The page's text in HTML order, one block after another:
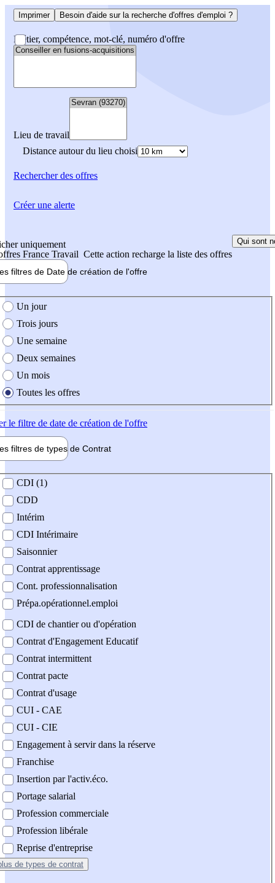
Imprimer Besoin d'aide sur la recherche d'offres d'emploi ?
Métier, compétence, mot-clé, numéro d'offre
Lieu de travail
Distance autour du lieu choisi
Rechercherdes offres
uniquement
France Travail Cette action recharge la liste des offres
Qui sont
filtres de Date de création de l'offre
création de l'offre
Un jour
Trois jours
Une semaine
Deux semaines
Un mois
Toutes les offres
le filtre de date de création de l'offre
filtres de types de Contrat
contrat
CDI (1)
CDD
Intérim
CDI Intérimaire
Saisonnier
Contrat apprentissage
Cont. professionnalisation
Prépa.opérationnel.emploi
CDI de chantier ou d'opération
Contrat d'Engagement Educatif
Contrat intermittent
Contrat pacte
Contrat d'usage
CUI - CAE
CUI - CIE
Engagement à servir dans la réserve
Franchise
Insertion par l'activ.éco.
Portage salarial
Profession commerciale
Profession libérale
Reprise d'entreprise
de types de contrat
Créer une alerte